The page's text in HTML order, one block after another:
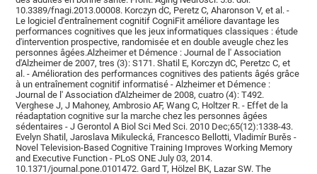
10.3389/fnagi.2013.00008. Korczyn dC, Peretz C, Aharonson V, et al. -
Le logiciel d'entraînement cognitif CogniFit améliore davantage les
performances cognitives que les jeux informatiques classiques : étude
d'intervention prospective, randomisée et en double aveugle chez les
personnes âgées.Alzheimer et Démence : Journal de l' Association
d'Alzheimer de 2007, tres (3): S171. Shatil E, Korczyn dC, Peretzc C, et
al. - Amélioration des performances cognitives des patients âgés grâce
à un entraînement cognitif informatisé - Alzheimer et Démence :
Journal de l' Association d'Alzheimer de 2008, cuatro (4): T492.
Verghese J, J Mahoney, Ambrosio AF, Wang C, Holtzer R. - Effet de la
réadaptation cognitive sur la marche chez les personnes âgées
sédentaires - J Gerontol A Biol Sci Med Sci. 2010 Dec;65(12):1338-43.
Evelyn Shatil, Jaroslava Mikulecká, Francesco Bellotti, Vladimír Burěs -
Novel Television-Based Cognitive Training Improves Working Memory
and Executive Function - PLoS ONE July 03, 2014.
10.1371/journal.pone.0101472. Gard T, Hölzel BK, Lazar SW. The